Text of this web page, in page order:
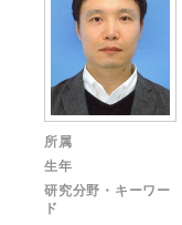
所属
生年
研究分野・キーワー
ド